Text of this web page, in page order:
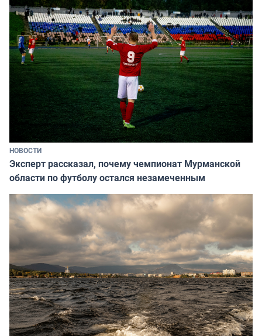
НОВОСТИ
Эксперт рассказал, почему чемпионат Мурманской
области по футболу остался незамеченным